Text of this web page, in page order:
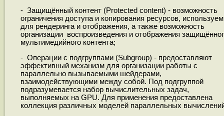
- Защищённый контент (Protected content) - возможность
ограничения доступа и копирования ресурсов,
для рендеринга и отображения, а также возможность
организации воспроизведения и отображения
мультимедийного контента;
- Операции с подгруппами (Subgroup) - предоставляют
эффективный механизм для организации работы с
параллельно вызываемыми шейдерами,
взаимодействующими между собой. Под подгруппой
подразумевается набор вычислительных задач,
выполняемых на GPU. Для применения предоставлена
коллекция различных моделей параллельных